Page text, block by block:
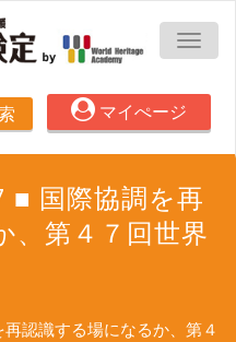
マイぺージ
■ 国際協調を再
、第４７回世界
認識する場になるか、第４